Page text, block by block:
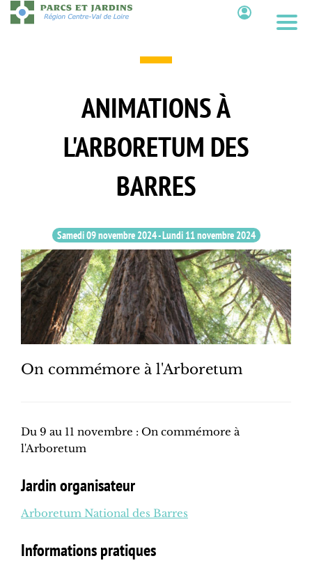
Aller
au
ANIMATIONS À
L'ARBORETUM DES
BARRES
Samedi 09 novembre 2024-Lundi 11 novembre 2024
On commémore à l'Arboretum
Du 9 au 11 novembre : On commémore à
l'Arboretum
Jardin organisateur
Arboretum National des Barres
Informations pratiques